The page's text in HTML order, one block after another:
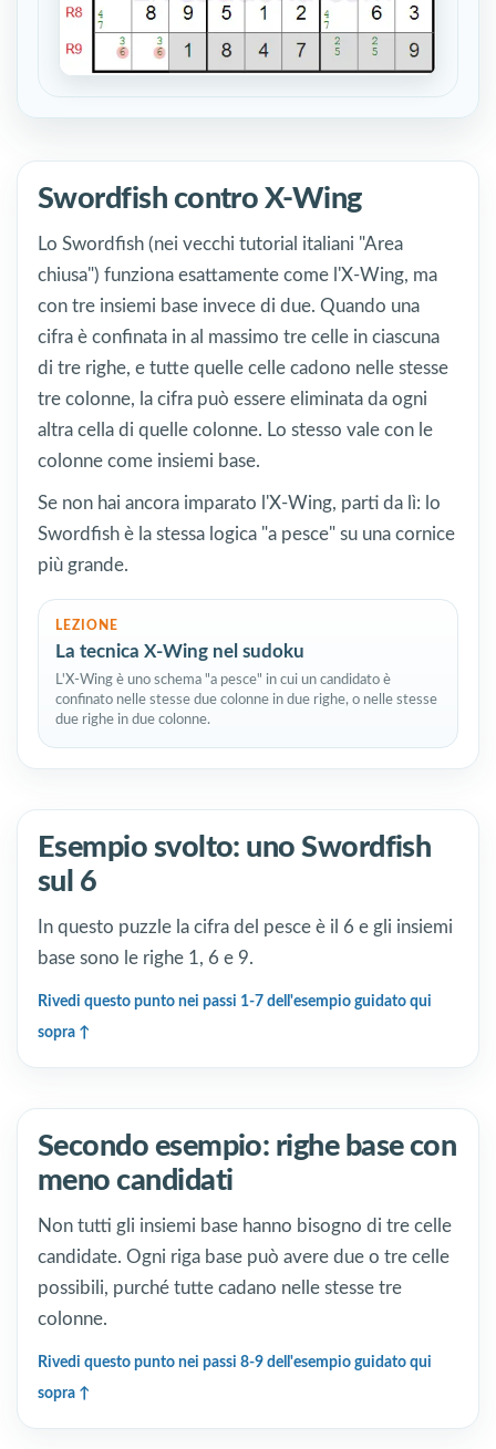
Swordfish contro X-Wing
Lo Swordfish (nei vecchi tutorial italiani "Area
chiusa") funziona esattamente come l'X-Wing, ma
con tre insiemi base invece di due. Quando una
cifra è confinata in al massimo tre celle in ciascuna
di tre righe, e tutte quelle celle cadono nelle stesse
tre colonne, la cifra può essere eliminata da ogni
altra cella di quelle colonne. Lo stesso vale con le
colonne come insiemi base.
Se non hai ancora imparato l'X-Wing, parti da lì: lo
Swordfish è la stessa logica "a pesce" su una cornice
più grande.
LEZIONE
La tecnica X-Wing nel sudoku
L'X-Wing è uno schema "a pesce" in cui un candidato è
confinato nelle stesse due colonne in due righe, o nelle stesse
due righe in due colonne.
Esempio svolto: uno Swordfish
sul 6
In questo puzzle la cifra del pesce è il 6 e gli insiemi
base sono le righe 1, 6 e 9.
Rivedi questo punto nei passi 1-7 dell'esempio guidato qui
sopra
Secondo esempio: righe base con
meno candidati
Non tutti gli insiemi base hanno bisogno di tre celle
candidate. Ogni riga base può avere due o tre celle
possibili, purché tutte cadano nelle stesse tre
colonne.
Rivedi questo punto nei passi 8-9 dell'esempio guidato qui
sopra